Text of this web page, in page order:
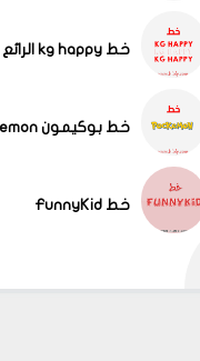
خط kg happy الرائع بثلاث اشكال
خط بوكيمون pokemon الرائع
خط FunnyKid